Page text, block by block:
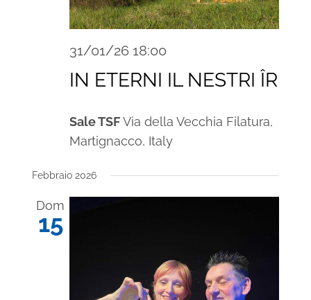
31/01/26 18:00
IN ETERNI IL NESTRI ÎR
Sale TSFVia della Vecchia Filatura,
Martignacco, Italy
Febbraio 2026
Dom
15